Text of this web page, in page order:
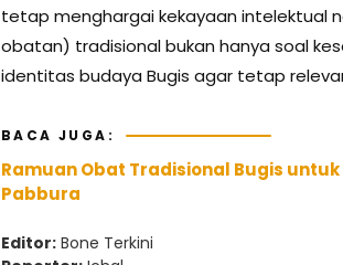
tetap menghargai kekayaan intelektual
obatan) tradisional bukan hanya soal
identitas budaya Bugis agar tetap
BACA JUGA:
Ramuan Obat Tradisional Bugis
Pabbura
Editor: Bone Terkini